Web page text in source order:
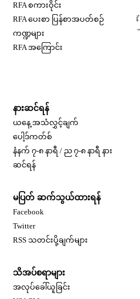
RFA စကားဝိုင်း
RFA ပေးစာ ပြန်စာအပတ်စဉ်
ကဏ္ဍများ
RFA အကြောင်း
နားဆင်ရန်
ယနေ့ အသံလွှင့်ချက်
ပေါ့ဒ်ကတ်စ်
နံနက် ၇-၈ နာရီ / ည ၇-၈ နာရီ နား
ဆင်ရန်
မပြတ် ဆက်သွယ်ထားရန်
Facebook
TwitterOpens in new window
RSS သတင်းပို့ချက်များ
သိအပ်စရာများ
အလုပ်ခေါ်ယူခြင်း